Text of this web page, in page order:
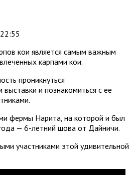
кои является самым важным
карпами кои.
проникнуться
и познакомиться с ее
фермы Нарита, на которой и был
— 6-летний шова от Дайничи.
участниками этой удивительной